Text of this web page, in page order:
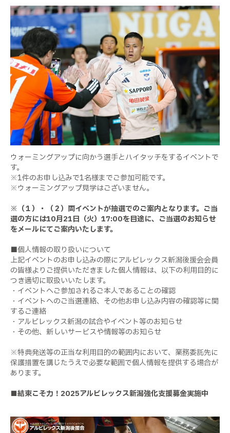
ウォーミングアップに向かう選手とハイタッチをするイベントで
す。
※1件のお申し込みで1名様までご参加可能です。
※ウォーミングアップ見学はございません。
※（１）・（２）両イベントが抽選でのご案内となります。 ご当
選の方には10月21日（火） 17:00を目途に、ご当選のお知らせ
をメールにてご案内いたします。
■個人情報の取り扱いについて
上記イベントのお申し込みの際にアルビレックス新潟後援会会員
の皆様よりご提供いただきました個人情報は、以下の利用目的に
つき適切に取扱いいたします。
・イベントへご参加されるご本人であることの確認
・イベントへのご当選連絡、その他お申し込み内容の確認等に関
するご連絡
・アルビレックス新潟の試合やイベント等のお知らせ
・その他、新しいサービスや情報等のお知らせ
※特典発送等の正当な利用目的の範囲内において、業務委託先に
保護措置を講じたうえで必要な範囲で個人情報を提供する場合が
あります。
■結束こそ力！ 2025アルビレックス新潟強化支援募金実施中